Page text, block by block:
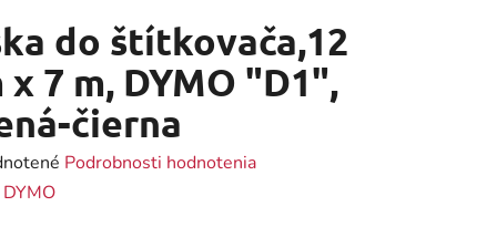
do štítkovača,12
x 7 m, DYMO "D1",
čierna
Podrobnosti hodnotenia
DYMO